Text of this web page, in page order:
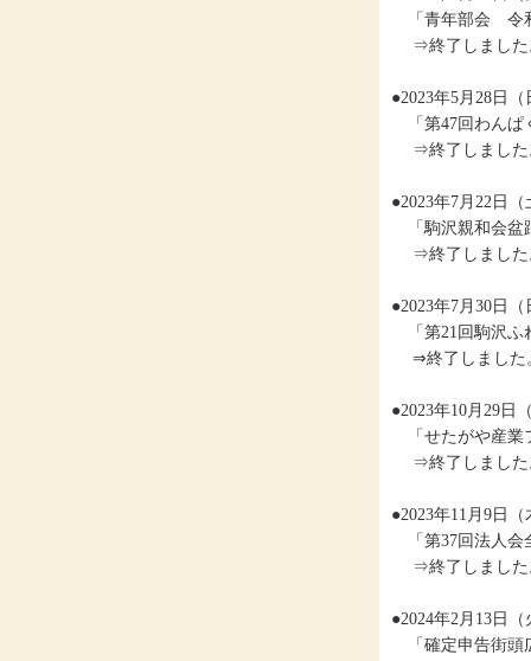
「青年部会 令
⇒終了しました
●2023年5月28日
「第47回わんぱ
⇒終了しました
●2023年7月22日
「駒沢親和会盆
⇒終了しました
●2023年7月30日
「第21回駒沢ふ
⇒終了しました
●2023年10月29日
「せたがや産業
⇒終了しました
●2023年11月9日
「第37回法人会
⇒終了しました
●2024年2月13日
「確定申告街頭